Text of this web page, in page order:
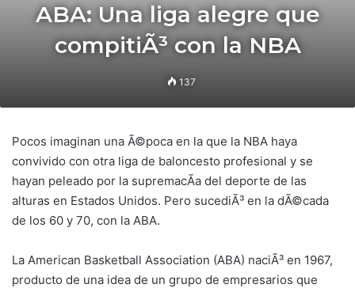
ABA: Una liga alegre que
compitiÃ³ con la NBA
137
Pocos imaginan una Ã©poca en la que la NBA haya
convivido con otra liga de baloncesto profesional y se
hayan peleado por la supremacÃ­a del deporte de las
alturas en Estados Unidos. Pero sucediÃ³ en la dÃ©cada
de los 60 y 70, con la ABA.
La American Basketball Association (ABA) naciÃ³ en 1967,
producto de una idea de un grupo de empresarios que